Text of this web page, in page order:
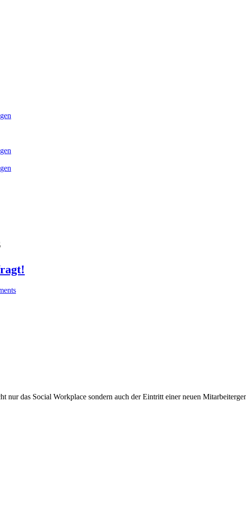
nur das Social Workplace sondern auch der Eintritt einer neuen